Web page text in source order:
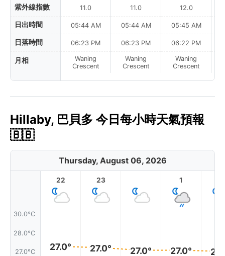
紫外線指數
日出時間
日落時間
月相
11.0
05:44 AM
06:23 PM
Waning
Crescent
11.0
05:44 AM
06:23 PM
Waning
Crescent
12.0
05:45 AM
06:22 PM
Waning
Crescent
Hillaby, 巴貝多 今日每小時天氣預報
🇧🇧
Thursday, August 06, 2026
30.0°C
28.0°C
27.0°C
22
27.0°
23
27.0° 27.0°
1
27.0°